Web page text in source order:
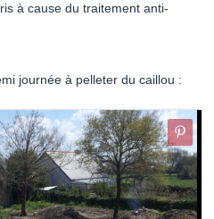
à cause du traitement anti-
journée à pelleter du caillou :